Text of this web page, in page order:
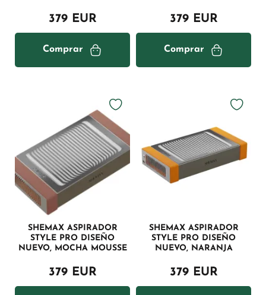
379 EUR
Comprar
379 EUR
Comprar
SHEMAX ASPIRADOR
STYLE PRO DISEÑO
NUEVO, MOCHA MOUSSE
379 EUR
SHEMAX ASPIRADOR
STYLE PRO DISEÑO
NUEVO, NARANJA
379 EUR